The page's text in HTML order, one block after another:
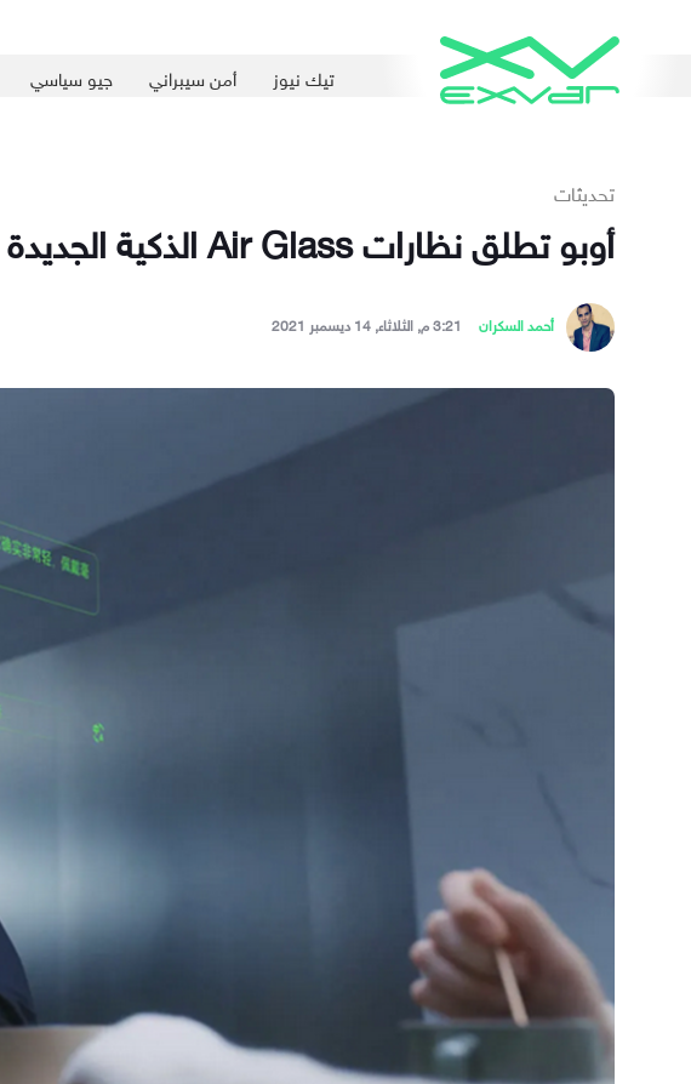
تيك نيوز أمن سيبراني جيو سياسي
تحديثات
أوبو تطلق نظارات Air Glass الذكية الجديدة رسميًا بميزات متنوعة
أحمد السكران 3:21 م, الثلاثاء, 14 ديسمبر 2021